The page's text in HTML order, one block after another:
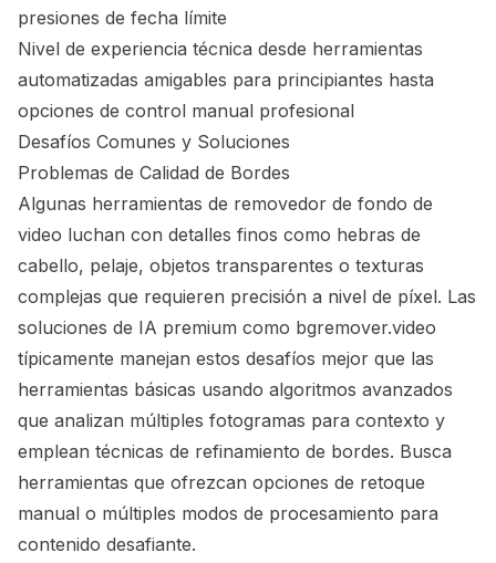
presiones de fecha límite
Nivel de experiencia técnica desde herramientas
automatizadas amigables para principiantes hasta
opciones de control manual profesional
Desafíos Comunes y Soluciones
Problemas de Calidad de Bordes
Algunas herramientas de removedor de fondo de
video luchan con detalles finos como hebras de
cabello, pelaje, objetos transparentes o texturas
complejas que requieren precisión a nivel de píxel. Las
soluciones de IA premium como bgremover.video
típicamente manejan estos desafíos mejor que las
herramientas básicas usando algoritmos avanzados
que analizan múltiples fotogramas para contexto y
emplean técnicas de refinamiento de bordes. Busca
herramientas que ofrezcan opciones de retoque
manual o múltiples modos de procesamiento para
contenido desafiante.